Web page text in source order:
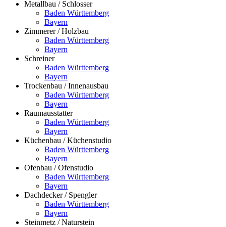
Metallbau / Schlosser
Baden Württemberg
Bayern
Zimmerer / Holzbau
Baden Württemberg
Bayern
Schreiner
Baden Württemberg
Bayern
Trockenbau / Innenausbau
Baden Württemberg
Bayern
Raumausstatter
Baden Württemberg
Bayern
Küchenbau / Küchenstudio
Baden Württemberg
Bayern
Ofenbau / Ofenstudio
Baden Württemberg
Bayern
Dachdecker / Spengler
Baden Württemberg
Bayern
Steinmetz / Naturstein